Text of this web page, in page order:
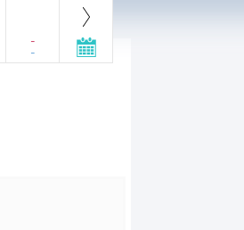
-
-